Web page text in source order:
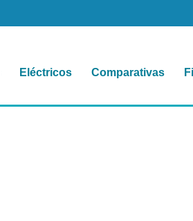
Eléctricos Comparativas